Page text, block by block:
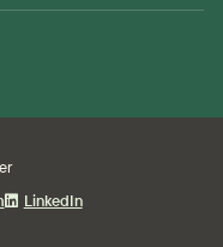
LinkedIn